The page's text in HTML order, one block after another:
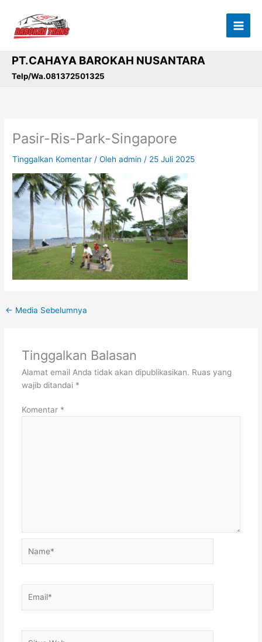
konten
PT.CAHAYA BAROKAH NUSANTARA
Telp/Wa.081372501325
Pasir-Ris-Park-Singapore
Tinggalkan Komentar / Olehadmin / 25 Juli 2025
← Media Sebelumnya
Tinggalkan Balasan
Alamat email Anda tidak akan dipublikasikan. Ruas yang
wajib ditandai *
Komentar *